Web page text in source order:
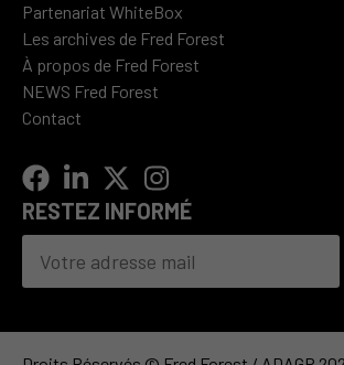
Partenariat WhiteBox
Les archives de Fred Forest
À propos de Fred Forest
NEWS Fred Forest
Contact
RESTEZ INFORMÉ